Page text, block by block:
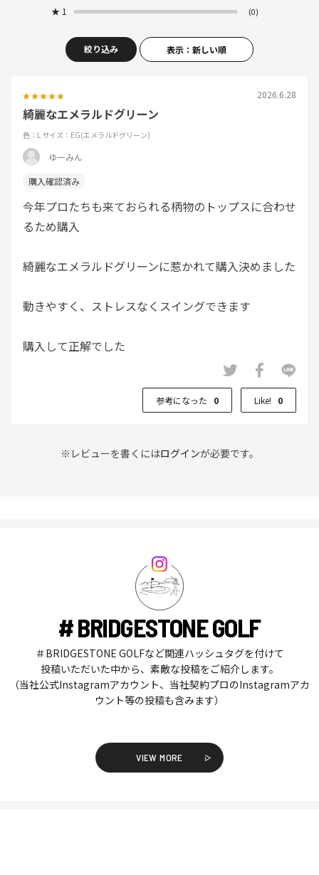
★ 1 (0)
絞り込み 表示：新しい順
2026.6.28
綺麗なエメラルドグリーン
色：L サイズ：EG(エメラルドグリーン)
ゆーみん
今年プロたちも来ておられる柄物のトップスに合わせ
るため購入
綺麗なエメラルドグリーンに惹かれて購入決めました
動きやすく、ストレスなくスイングできます
購入して正解でした
参考になった 0 Like! 0
※レビューを書くにはログインが必要です。
# BRIDGESTONE GOLF
＃BRIDGESTONE GOLFなど関連ハッシュタグを付けて
投稿いただいた中から、素敵な投稿をご紹介します。
（当社公式Instagramアカウント、当社契約プロのInstagramアカ
ウント等の投稿も含みます）
VIEW MORE